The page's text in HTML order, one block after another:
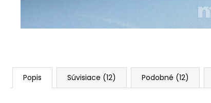
Popis Súvisiace (12) Podobné (12)